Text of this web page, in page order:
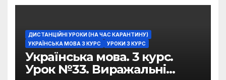
ДИСТАНЦІЙНІ УРОКИ (НА ЧАС КАРАНТИНУ)
УКРАЇНСЬКА МОВА 3 КУРС
УРОКИ 3 КУРС
Українська мова. 3 курс.
Урок №33. Виражальні